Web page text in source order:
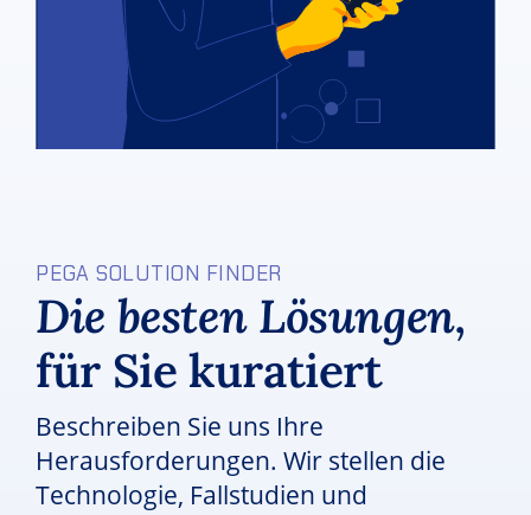
PEGA SOLUTION FINDER
Die besten Lösungen,
für Sie kuratiert
Beschreiben Sie uns Ihre
Herausforderungen. Wir stellen die
Technologie, Fallstudien und